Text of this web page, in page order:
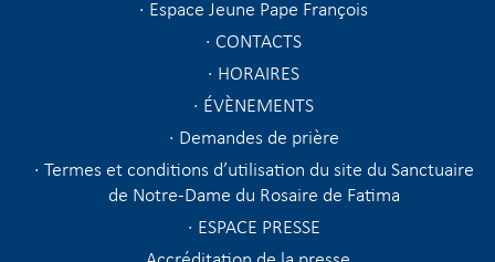
Espace Jeune Pape François
CONTACTS
HORAIRES
ÉVÈNEMENTS
Demandes de prière
Termes et conditions d’utilisation du site du Sanctuaire
de Notre-Dame du Rosaire de Fatima
ESPACE PRESSE